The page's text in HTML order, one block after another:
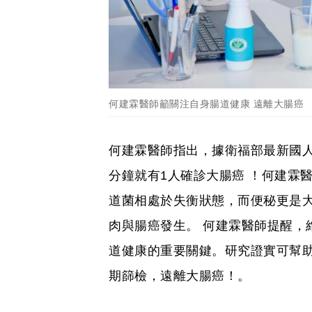
何建霖醫師籲關注自身腸道健康 遠離大腸癌
何建霖醫師指出，據衛福部最新國
分鐘就有1人確診大腸癌 ！何建霖
道菌相處於失衡狀態，而便秘更是
肉與腸癌發生。 何建霖醫師提醒
道健康的重要關鍵。研究證實可幫
期篩檢，遠離大腸癌！。